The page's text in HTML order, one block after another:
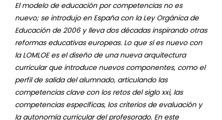
El modelo de educación por competencias no es
nuevo; se introdujo en España con la Ley Orgánica de
Educación de 2006 y lleva dos décadas inspirando otras
reformas educativas europeas. Lo que sí es nuevo con
la LOMLOE es el diseño de una nueva arquitectura
curricular que introduce nuevos componentes, como el
perfil de salida del alumnado, articulando las
competencias clave con los retos del siglo xxi, las
competencias específicas, los criterios de evaluación y
la autonomía curricular del profesorado. En este